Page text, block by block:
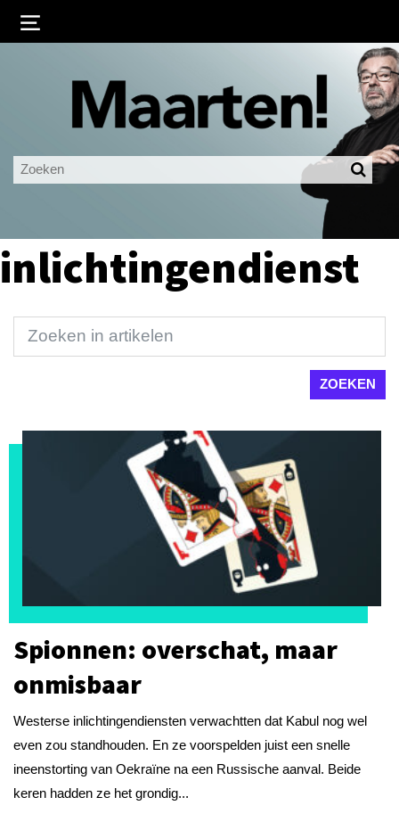
Ingelogd blijven
LOGIN
inlichtingendienst
Spionnen: overschat, maar
onmisbaar
Westerse inlichtingendiensten verwachtten dat Kabul nog wel
even zou standhouden. En ze voorspelden juist een snelle
ineenstorting van Oekraïne na een Russische aanval. Beide
keren hadden ze het grondig...